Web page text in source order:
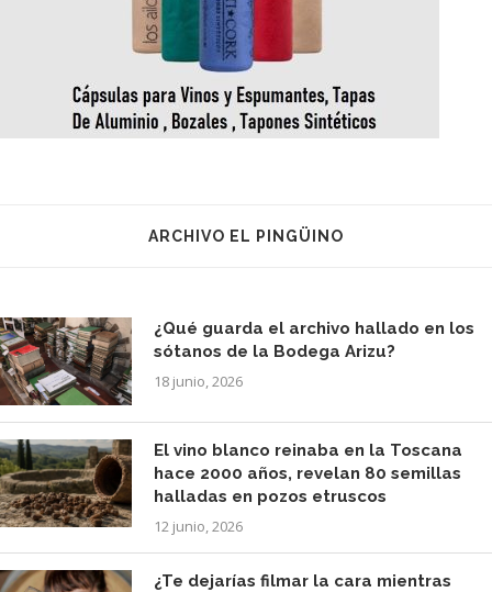
ARCHIVO EL PINGÜINO
¿Qué guarda el archivo hallado en los
sótanos de la Bodega Arizu?
18 junio, 2026
El vino blanco reinaba en la Toscana
hace 2000 años, revelan 80 semillas
halladas en pozos etruscos
12 junio, 2026
¿Te dejarías filmar la cara mientras